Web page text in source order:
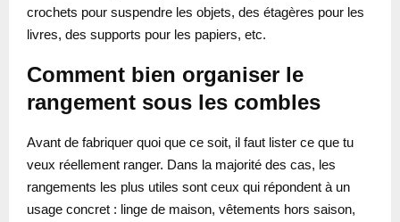
crochets pour suspendre les objets, des étagères pour les
livres, des supports pour les papiers, etc.
Comment bien organiser le
rangement sous les combles
Avant de fabriquer quoi que ce soit, il faut lister ce que tu
veux réellement ranger. Dans la majorité des cas, les
rangements les plus utiles sont ceux qui répondent à un
usage concret : linge de maison, vêtements hors saison,